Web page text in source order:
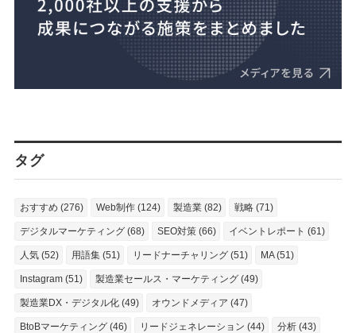
タグ
おすすめ (276) Web制作 (124) 製造業 (82) 戦略 (71)
デジタルマーケティング (68) SEO対策 (66) イベントレポート (61)
人気 (52) 用語集 (51) リードナーチャリング (51) MA (51)
Instagram (51) 製造業セールス・マーケティング (49)
製造業DX・デジタル化 (49) オウンドメディア (47)
BtoBマーケティング (46) リードジェネレーション (44) 分析 (43)